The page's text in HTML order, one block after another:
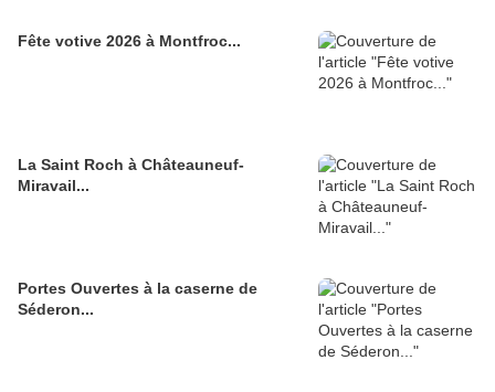
Fête votive 2026 à Montfroc...
La Saint Roch à Châteauneuf-
Miravail...
Portes Ouvertes à la caserne de
Séderon...